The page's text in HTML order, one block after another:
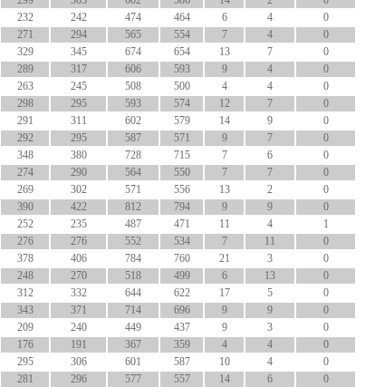
232 242 474 464 6 4
0
271 294 565 554 7 4
0
329 345 674 654 13 7
0
289 317 606 593 9 4
0
263 245 508 500 4 4
0
298 295 593 574 12 7
0
291 311 602 579 14 9
0
292 295 587 571 9 7
0
348 380 728 715 7 6
0
274 290 564 550 7 7
0
269 302 571 556 13 2
0
390 422 812 794 9 9
0
252 235 487 471 11 4
1
276 276 552 534 7 11
0
378 406 784 760 21 3
0
248 270 518 499 6 13
0
312 332 644 622 17 5
0
343 371 714 696 9 9
0
209 240 449 437 9 3
0
176 191 367 359 4 4
0
295 306 601 587 10 4
0
281 296 577 557 14 6 0